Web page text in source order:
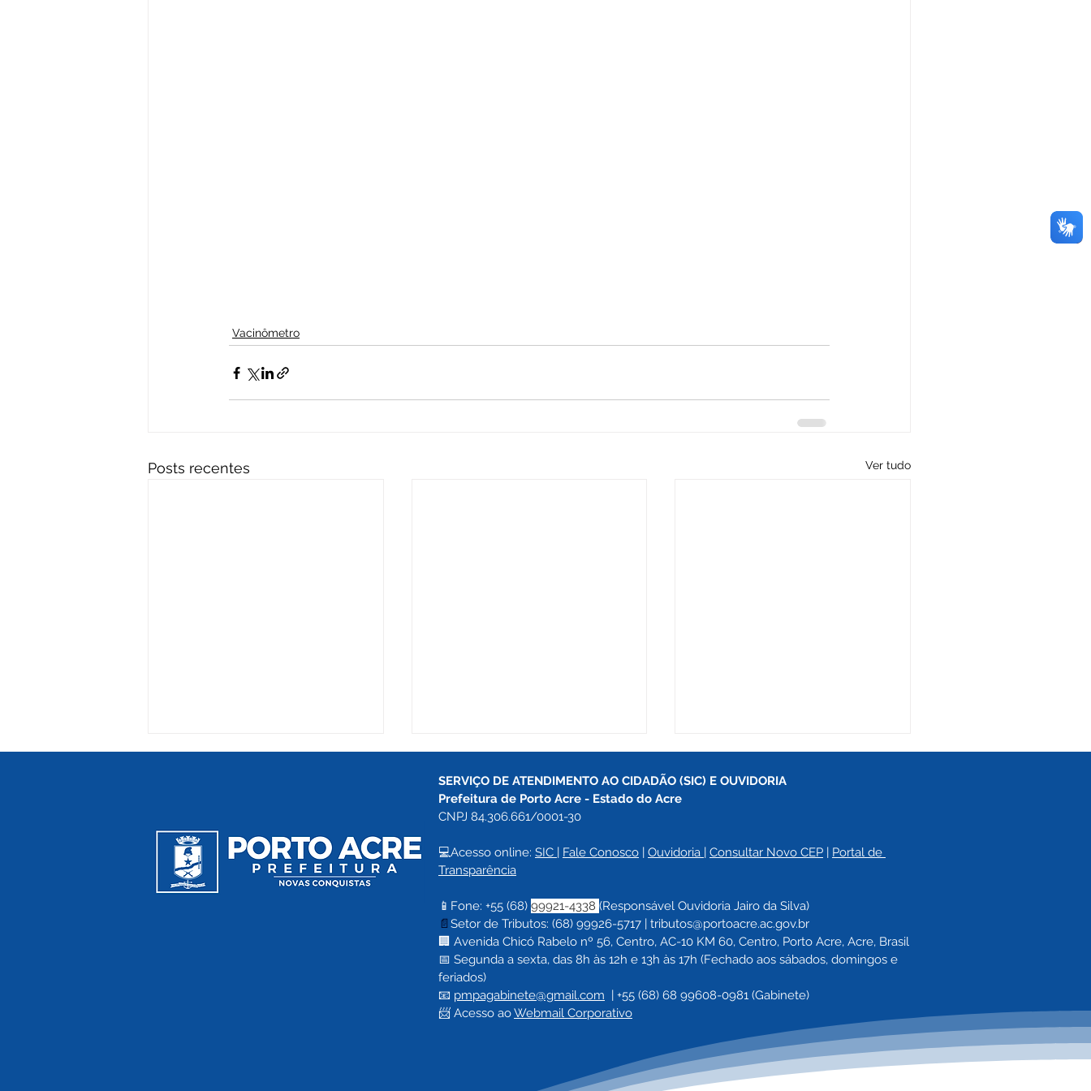
Vacinômetro
Posts recentes Ver tudo
Vacinômetro 08 de junho
de 2021
de 2021
SERVIÇO DE ATENDIMENTO AO CIDADÃO (SIC) E OUVIDORIA
Prefeitura de Porto Acre - Estado do Acre
CNPJ 84.306.661/0001-30
💻Acesso online: SIC | Fale Conosco | Ouvidoria | Consultar Novo CEP | Portal de
Transparência
📱Fone: +55 (68) 99921-4338 (Responsável Ouvidoria Jairo da Silva)
📄 Setor de Tributos: (68) 99926-5717 | tributos@portoacre.ac.gov.br
🏢 Avenida Chicó Rabelo nº 56, Centro, AC-10 KM 60, Centro, Porto Acre, Acre, Brasil
📅 Segunda a sexta, das 8h às 12h e 13h às 17h (Fechado aos sábados, domingos e
feriados)
📧 pmpagabinete@gmail.com | +55 (68) 68 99608-0981 (Gabinete)
📨 Acesso ao Webmail Corporativo